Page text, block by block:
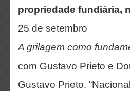
propriedade fundiária,
25 de setembro
A grilagem como
com Gustavo Prieto e
Gustavo Prieto.